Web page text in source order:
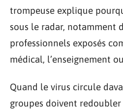
trompeuse explique
sous le radar, notamment
professionnels exposés
médical, l’enseignement
Quand le virus circule
groupes doivent